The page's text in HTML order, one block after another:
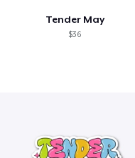
Tender May
$36